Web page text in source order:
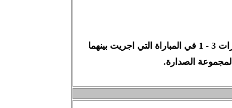
بطل لبنان تسع مرات 3 - 1 في المباراة التي اجريت بينهما
الصدارة.